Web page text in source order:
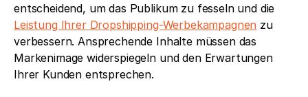
Leistung Ihrer Dropshipping-Werbekampagnen zu
verbessern. Ansprechende Inhalte müssen das
Markenimage widerspiegeln und den Erwartungen
Ihrer Kunden entsprechen.